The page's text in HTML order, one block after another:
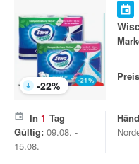
-22%
In 1 Tag
Gültig: 09.08. -
15.08.